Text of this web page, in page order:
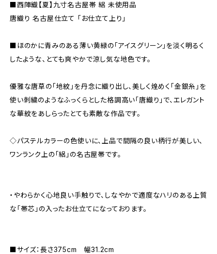
■西陣織【夏】九寸名古屋帯 絽 未使用品
唐織り 名古屋仕立て 「お仕立て上り」
■ほのかに青みのある薄い黄緑の「アイスグリーン」を淡く明るく
したような、とても爽やかで涼し気な地色です。
優雅な唐草の「地紋」を丹念に織り出し、美しく煌めく「金銀糸」を
使い刺繍のようなふっくらとした格調高い「唐織り」で、エレガント
な華紋をあしらったとても素敵な作品です。
◇パステルカラーの色使いに、上品で間隔の良い柄行が美しい、
ワンランク上の「絽」の名古屋帯です。
・やわらかく心地良い手触りで、しなやかで適度なハリのある上質
な「帯芯」の入ったお仕立てになっております。
■サイズ：長さ375cm 幅31.2cm